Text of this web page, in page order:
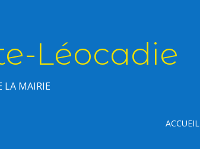
Léocadie
LA MAIRIE
ACCUEIL